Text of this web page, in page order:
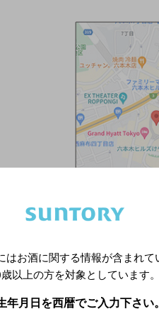
はお酒に関する情報が含まれて
歳以上の方を対象としています。
年月日を西暦でご入力下さい。